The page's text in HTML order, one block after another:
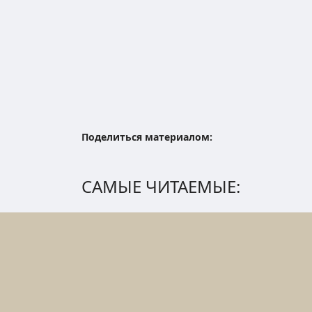
Поделиться материалом:
САМЫЕ ЧИТАЕМЫЕ: